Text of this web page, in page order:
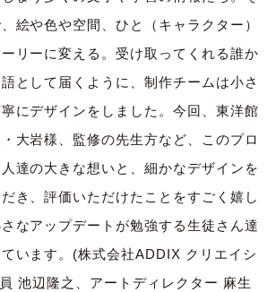
絵や色や空間、ひと（キャラクター）
リーに変える。受け取ってくれる誰か
として届くように、制作チームは小さ
にデザインをしました。今回、東洋館
大岩様、監修の先生方など、このプロ
達の大きな想いと、細かなデザインを
き、評価いただけたことをすごく嬉し
なアップデートが勉強する生徒さん達
います。(株式会社ADDIX クリエイシ
池辺隆之、アートディレクター 麻生